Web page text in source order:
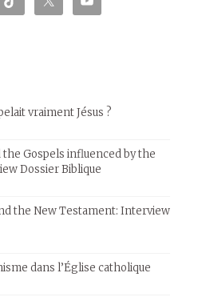
vraiment Jésus ?
the Gospels influenced by the
Dossier Biblique
the New Testament: Interview
dans l’Église catholique